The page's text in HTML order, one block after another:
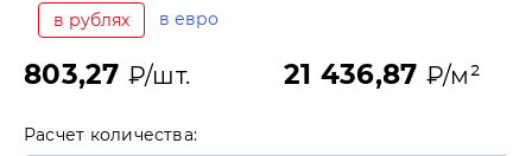
в рублях в евро
803,27 ₽/шт. 21 436,87 ₽/м²
Расчет количества: